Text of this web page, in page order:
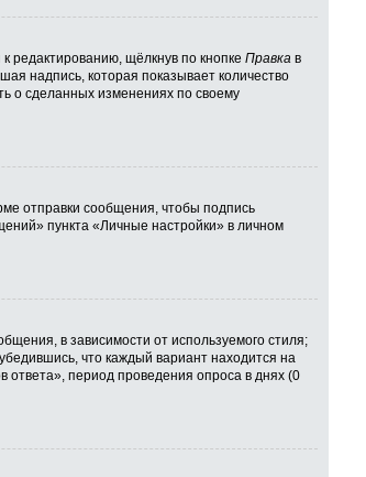
редактированию, щёлкнув по кнопке Правкав
надпись, которая показывает количество
о сделанных изменениях по своему
отправки сообщения, чтобы подпись
пункта «Личные настройки» в личном
в зависимости от используемого стиля;
что каждый вариант находится на
ответа», период проведения опроса в днях (0